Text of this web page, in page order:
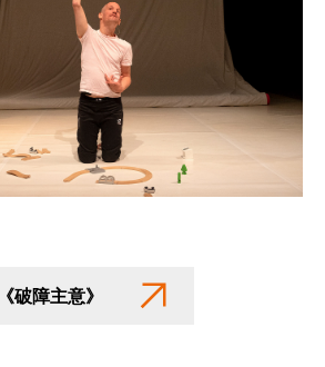
破障主意》